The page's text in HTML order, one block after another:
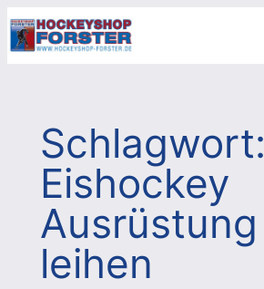
Zum
Inhalt
Schlagwort:
Eishockey
Ausrüstung
leihen